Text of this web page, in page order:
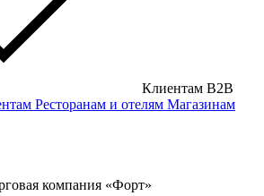
Клиентам B2B
Ресторанам и отелям Магазинам
компания «Форт»